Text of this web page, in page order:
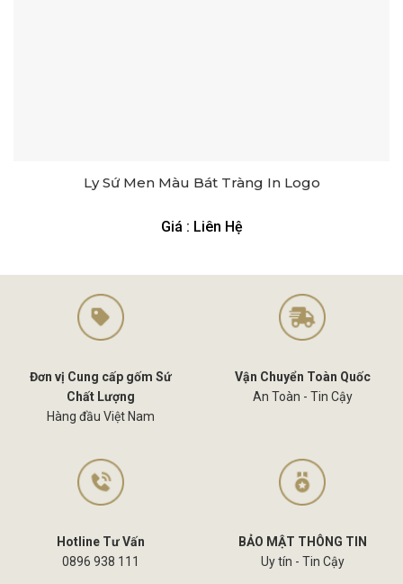
Ly Sứ Men Màu Bát Tràng In Logo
Giá : Liên Hệ
Đơn vị Cung cấp gốm Sứ
Chất Lượng
Hàng đầu Việt Nam
Vận Chuyển Toàn Quốc
An Toàn - Tin Cậy
Hotline Tư Vấn
0896 938 111
BẢO MẬT THÔNG TIN
Uy tín - Tin Cậy